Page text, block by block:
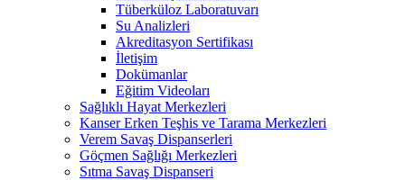
Tüberküloz Laboratuvarı
Su Analizleri
Akreditasyon Sertifikası
İletişim
Dokümanlar
Eğitim Videoları
Sağlıklı Hayat Merkezleri
Kanser Erken Teşhis ve Tarama Merkezleri
Verem Savaş Dispanserleri
Göçmen Sağlığı Merkezleri
Sıtma Savaş Dispanseri